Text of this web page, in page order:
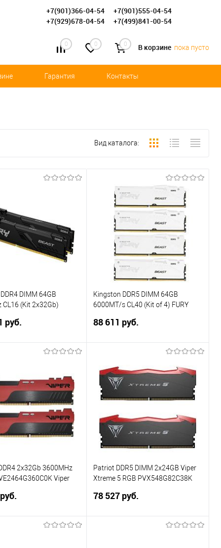
+7(901)366-04-54
+7(901)555-04-54
+7(929)678-04-54
+7(499)841-00-54
0 0 0 В корзине пока пусто
Гарантия Контакты
Вид каталога:
DIMM 64GB
CL16 (Kit 2x32Gb)
руб.
в 1 клик
Сравнение
Kingston DDR5 DIMM 64GB
6000MT/s CL40 (Kit of 4) FURY
88 611 руб.
Купить в 1 клик
Сравнение
2x32Gb 3600MHz
Viper
kit
Patriot DDR5 DIMM 2x24GB Viper
Xtreme 5 RGB PVX548G82C38K
78 527 руб.